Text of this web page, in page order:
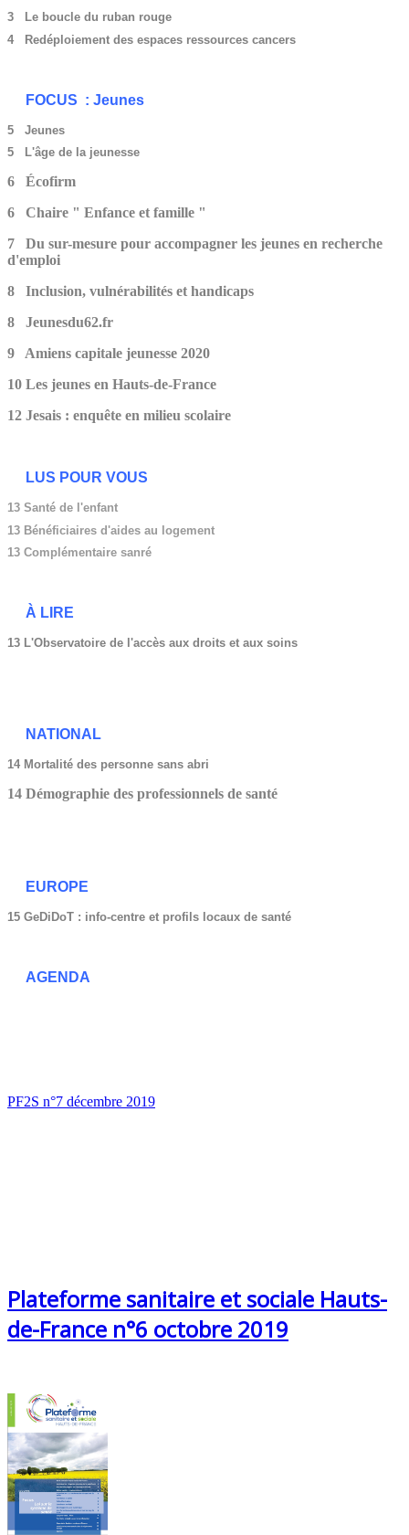
3 Le boucle du ruban rouge
4 Redéploiement des espaces ressources cancers
FOCUS : Jeunes
5 Jeunes
5 L'âge de la jeunesse
6 Écofirm
6 Chaire " Enfance et famille "
7 Du sur-mesure pour accompagner les jeunes en recherche
d'emploi
8 Inclusion, vulnérabilités et handicaps
8 Jeunesdu62.fr
9 Amiens capitale jeunesse 2020
10 Les jeunes en Hauts-de-France
12 Jesais : enquête en milieu scolaire
LUS POUR VOUS
13 Santé de l'enfant
13 Bénéficiaires d'aides au logement
13 Complémentaire sanré
À LIRE
13 L'Observatoire de l'accès aux droits et aux soins
NATIONAL
14 Mortalité des personne sans abri
14 Démographie des professionnels de santé
EUROPE
15 GeDiDoT : info-centre et profils locaux de santé
AGENDA
PF2S n°7 décembre 2019
Plateforme sanitaire et sociale Hauts-
de-France n°6 octobre 2019